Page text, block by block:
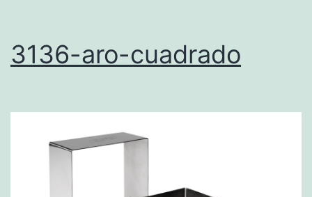
3136-aro-cuadrado